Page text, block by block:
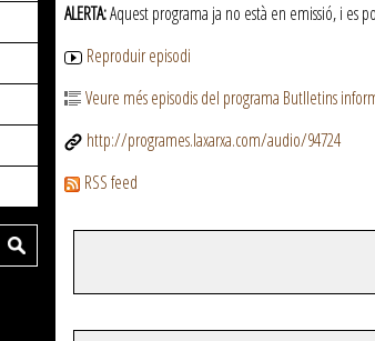
ALERTA:Aquest programa ja no està en emissió, i es
Reproduir episodi
Veure més episodis del programa Butlletins
http://programes.laxarxa.com/audio/94724
RSS feed